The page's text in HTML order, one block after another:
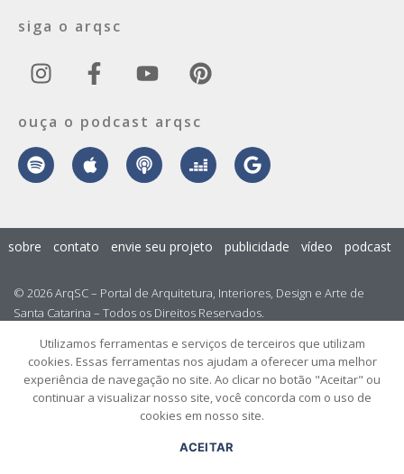
siga o arqsc
ouça o podcast arqsc
© 2026 ArqSC – Portal de Arquitetura, Interiores, Design e Arte de
Santa Catarina – Todos os Direitos Reservados.
sobre contato envie seu projeto publicidade vídeo podcast
Utilizamos ferramentas e serviços de terceiros que utilizam
cookies. Essas ferramentas nos ajudam a oferecer uma melhor
experiência de navegação no site. Ao clicar no botão "Aceitar" ou
continuar a visualizar nosso site, você concorda com o uso de
cookies em nosso site.
ACEITAR